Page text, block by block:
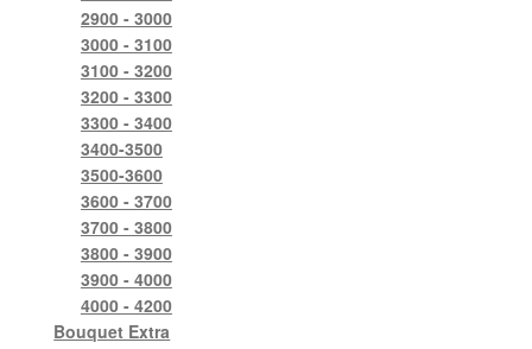
2900 - 3000
3000 - 3100
3100 - 3200
3200 - 3300
3300 - 3400
3400-3500
3500-3600
3600 - 3700
3700 - 3800
3800 - 3900
3900 - 4000
4000 - 4200
Bouquet Extra